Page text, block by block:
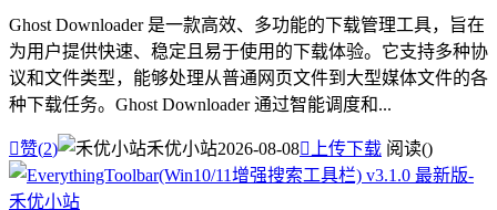
Ghost Downloader 是一款高效、多功能的下载管理工具，旨在
为用户提供快速、稳定且易于使用的下载体验。它支持多种协
议和文件类型，能够处理从普通网页文件到大型媒体文件的各
种下载任务。Ghost Downloader 通过智能调度和...
赞(2) 禾优小站2026-08-08 上传下载 阅读()